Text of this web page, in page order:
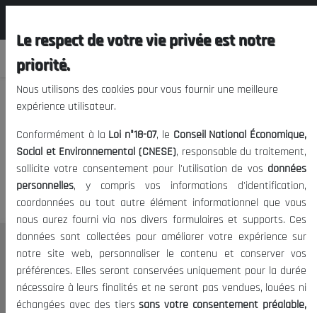
Nous vous prions de nous
excuser, mais l'accès à ce
contenu est restreint.
Le CNESE
A Propos
Le président
Le respect de votre vie privée est notre
priorité.
Nous utilisons des cookies pour vous fournir une meilleure
expérience utilisateur.
Conformément à la Loi n°18-07, le Conseil National Économique,
Social et Environnemental (CNESE), responsable du traitement,
sollicite votre consentement pour l'utilisation de vos données
personnelles, y compris vos informations d'identification,
coordonnées ou tout autre élément informationnel que vous
nous aurez fourni via nos divers formulaires et supports. Ces
données sont collectées pour améliorer votre expérience sur
notre site web, personnaliser le contenu et conserver vos
préférences. Elles seront conservées uniquement pour la durée
nécessaire à leurs finalités et ne seront pas vendues, louées ni
échangées avec des tierssans votre consentement préalable,